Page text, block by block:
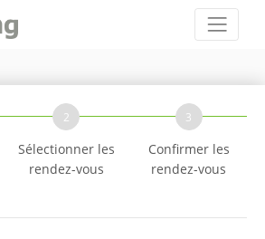
2
Sélectionner les
rendez-vous
3
Confirmer les
rendez-vous